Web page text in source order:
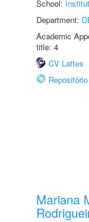
School:
Department:
Academic
title: 4
CV Lattes
Mariana